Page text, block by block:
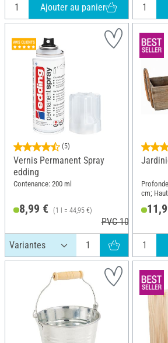
Ajouter au panier
(5)
Vernis Permanent Spray
edding
Contenance: 200 ml
8,99 € (1 l = 44,95 €)
PVC 10,29 €
cm;